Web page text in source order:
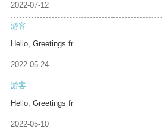
2022-07-12
游客
Hello, Greetings fr
2022-05-24
游客
Hello, Greetings fr
2022-05-10